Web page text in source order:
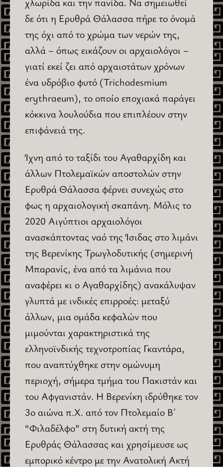
δε ότι η Ερυθρά Θάλασσα πήρε το όνομά
της όχι από το χρώμα των νερών της,
αλλά – όπως εικάζουν οι αρχαιολόγοι –
γιατί εκεί ζει από αρχαιοτάτων χρόνων
ένα υδρόβιο φυτό (Trichodesmium
erythraeum), το οποίο εποχιακά παράγει
κόκκινα λουλούδια που επιπλέουν στην
επιφάνειά της.
Ίχνη από το ταξίδι του Αγαθαρχίδη και
άλλων Πτολεμαϊκών αποστολών στην
Ερυθρά Θάλασσα φέρνει συνεχώς στο
φως η αρχαιολογική σκαπάνη. Μόλις το
2020 Αιγύπτιοι αρχαιολόγοι
ανασκάπτοντας ναό της Ίσιδας στο λιμάνι
της Βερενίκης Τρωγλοδυτικής (σημερινή
Μπαρανίς, ένα από τα λιμάνια που
αναφέρει κι ο Αγαθαρχίδης) ανακάλυψαν
γλυπτά με ινδικές επιρροές: μεταξύ
άλλων, μια ομάδα κεφαλών που
μιμούνται χαρακτηριστικά της
ελληνοϊνδικής τεχνοτροπίας Γκαντάρα,
που αναπτύχθηκε στην ομώνυμη
περιοχή, σήμερα τμήμα του Πακιστάν και
του Αφγανιστάν. Η Βερενίκη ιδρύθηκε τον
3ο αιώνα π.Χ. από τον Πτολεμαίο Β΄
“Φιλαδέλφο” στη δυτική ακτή της
Ερυθράς Θάλασσας και χρησίμευσε ως
εμπορικό κέντρο με την Ανατολική Ακτή